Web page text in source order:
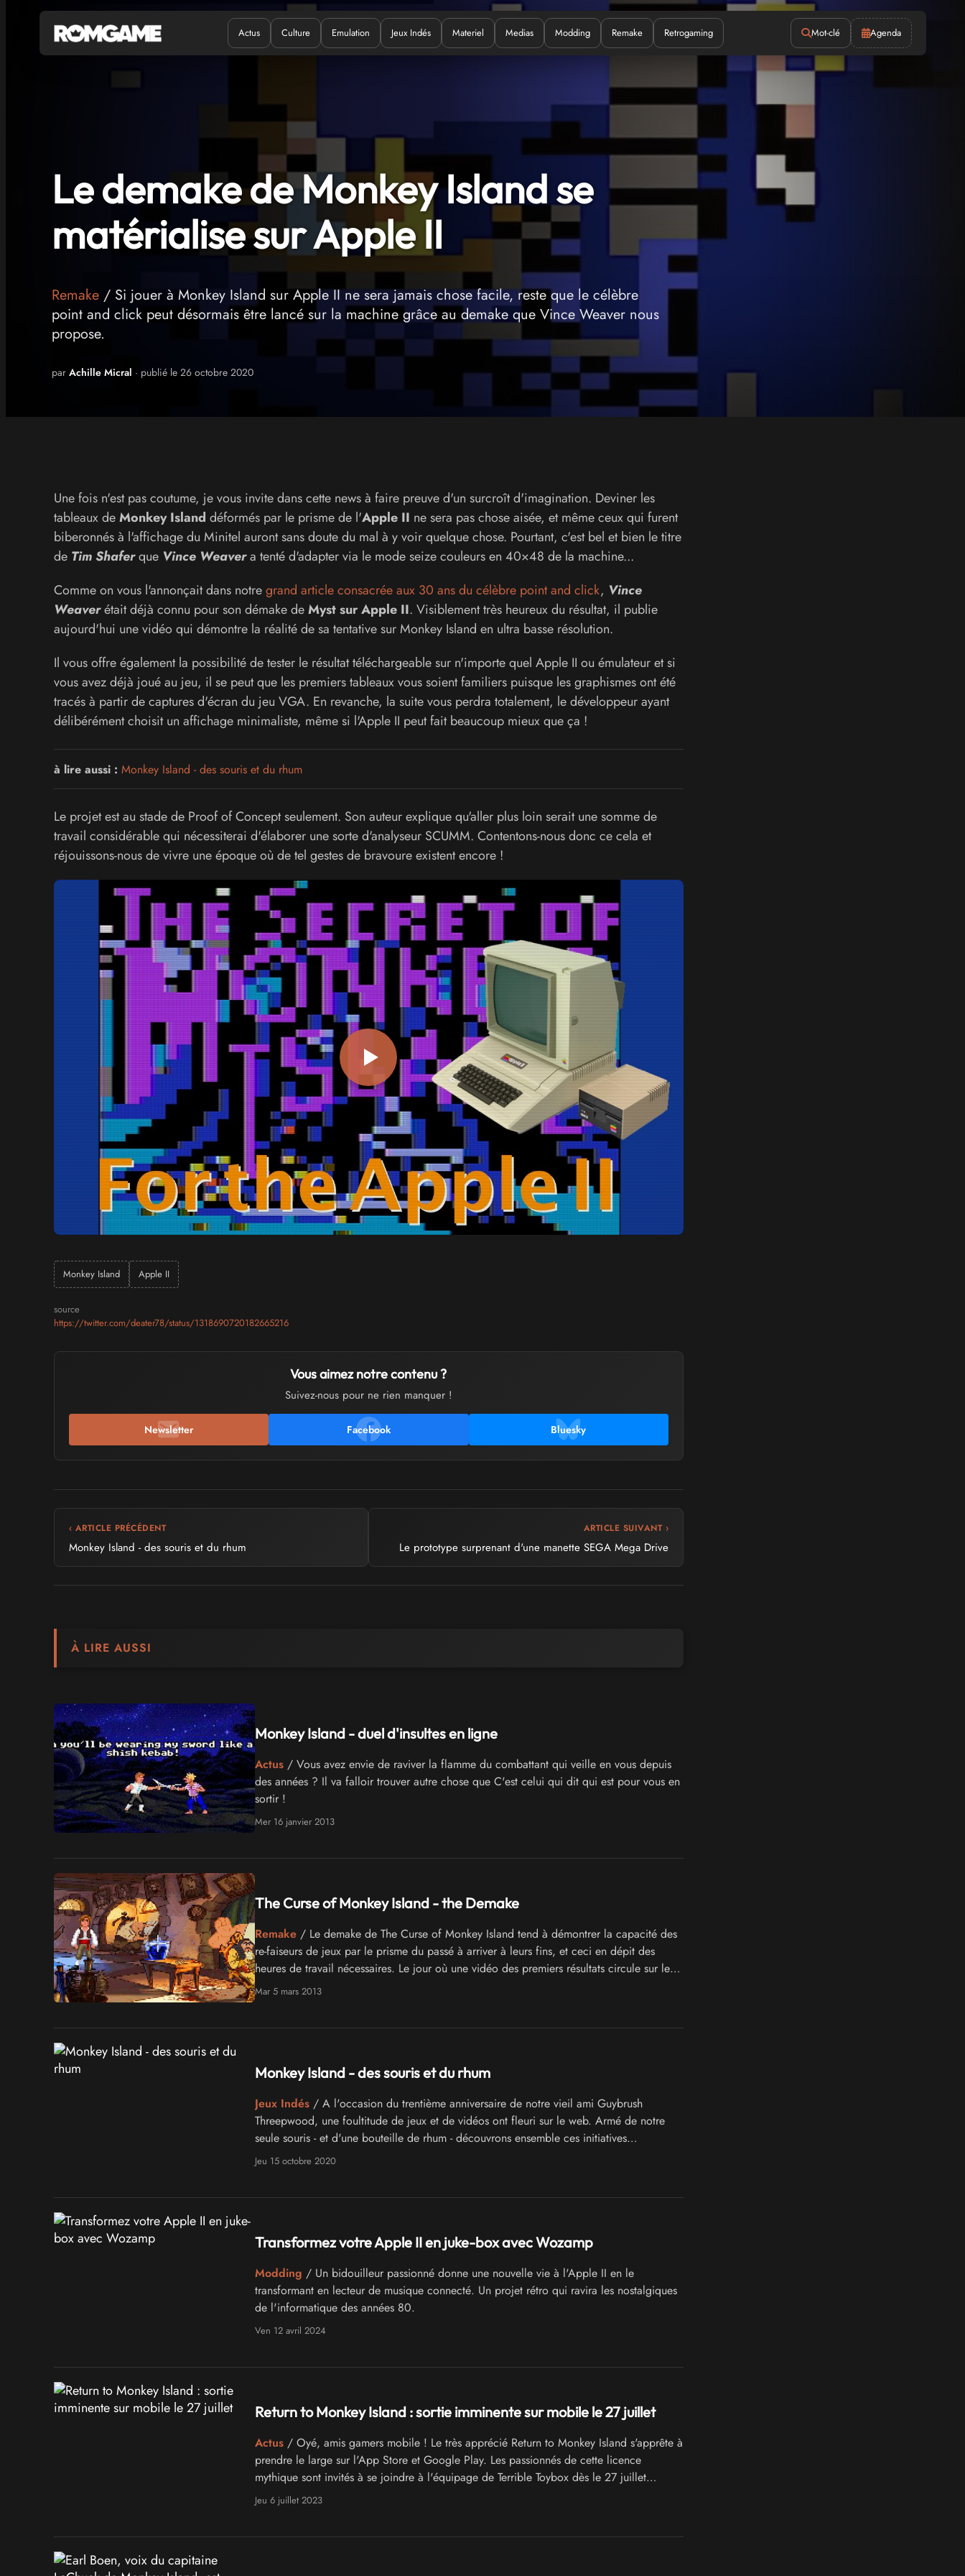
Quand ? Où ? Quoi ?
Actus Culture Emulation Jeux Indés Materiel Medias Modding Remake Retrogaming Mot-clé Agenda
Le demake de Monkey Island se
matérialise sur Apple II
Remake / Si jouer à Monkey Island sur Apple II ne sera jamais chose facile, reste que le célèbre
point and click peut désormais être lancé sur la machine grâce au demake que Vince Weaver nous
propose.
par Achille Micral · publié le 26 octobre 2020
Une fois n'est pas coutume, je vous invite dans cette news à faire preuve d'un surcroît d'imagination. Deviner les
tableaux deMonkey Island déformés par le prisme de l'Apple II ne sera pas chose aisée, et même ceux qui furent
biberonnés à l'affichage du Minitel auront sans doute du mal à y voir quelque chose. Pourtant, c'est bel et bien le titre
de Tim Shaferque Vince Weavera tenté d'adapter via le mode seize couleurs en 40×48 de la machine...
Comme on vous l'annonçait dans notregrand article consacrée aux 30 ans du célèbre point and click, Vince
Weaverétait déjà connu pour son démake deMyst sur Apple II. Visiblement très heureux du résultat, il publie
aujourd'hui une vidéo qui démontre la réalité de sa tentative sur Monkey Island en ultra basse résolution.
Il vous offre également la possibilité de tester le résultat téléchargeable sur n'importe quel Apple II ou émulateur et si
vous avez déjà joué au jeu, il se peut que les premiers tableaux vous soient familiers puisque les graphismes ont été
tracés à partir de captures d'écran du jeu VGA. En revanche, la suite vous perdra totalement, le développeur ayant
délibérément choisit un affichage minimaliste, même si l'Apple II peut fait beaucoup mieux que ça !
à lire aussi : Monkey Island - des souris et du rhum
Le projet est au stade de Proof of Concept seulement. Son auteur explique qu'aller plus loin serait une somme de
travail considérable qui nécessiterai d'élaborer une sorte d'analyseur SCUMM. Contentons-nous donc ce cela et
réjouissons-nous de vivre une époque où de tel gestes de bravoure existent encore !
Monkey Island Apple II
source
https://twitter.com/deater78/status/1318690720182665216
Vous aimez notre contenu ?
Suivez-nous pour ne rien manquer !
Newsletter Facebook Bluesky
‹ ARTICLE PRÉCÉDENT
Monkey Island - des souris et du rhum
ARTICLE SUIVANT ›
Le prototype surprenant d'une manette SEGA Mega Drive
À LIRE AUSSI
Monkey Island - duel d'insultes en ligne
Actus/ Vous avez envie de raviver la flamme du combattant qui veille en vous depuis
des années ? Il va falloir trouver autre chose que C'est celui qui dit qui est pour vous en
sortir !
Mer 16 janvier 2013
The Curse of Monkey Island - the Demake
Remake/ Le demake de The Curse of Monkey Island tend à démontrer la capacité des
re-faiseurs de jeux par le prisme du passé à arriver à leurs fins, et ceci en dépit des
heures de travail nécessaires. Le jour où une vidéo des premiers résultats circule sur le
net, nous voulions parler un peu de ce phénomène typique du rétrogaming.
Mar 5 mars 2013
Monkey Island - des souris et du rhum
Jeux Indés/ A l'occasion du trentième anniversaire de notre vieil ami Guybrush
Threepwood, une foultitude de jeux et de vidéos ont fleuri sur le web. Armé de notre
seule souris - et d'une bouteille de rhum - découvrons ensemble ces initiatives
enthousiasmantes.
Jeu 15 octobre 2020
Transformez votre Apple II en juke-box avec Wozamp
Modding / Un bidouilleur passionné donne une nouvelle vie à l'Apple II en le
transformant en lecteur de musique connecté. Un projet rétro qui ravira les nostalgiques
de l'informatique des années 80.
Ven 12 avril 2024
Return to Monkey Island : sortie imminente sur mobile le 27 juillet
Actus/ Oyé, amis gamers mobile ! Le très apprécié Return to Monkey Island s'apprête à
prendre le large sur l'App Store et Google Play. Les passionnés de cette licence
mythique sont invités à se joindre à l'équipage de Terrible Toybox dès le 27 juillet
prochain. Les préinscriptions sont ouvertes pour ceux qui ne peuvent plus attendre !
Jeu 6 juillet 2023